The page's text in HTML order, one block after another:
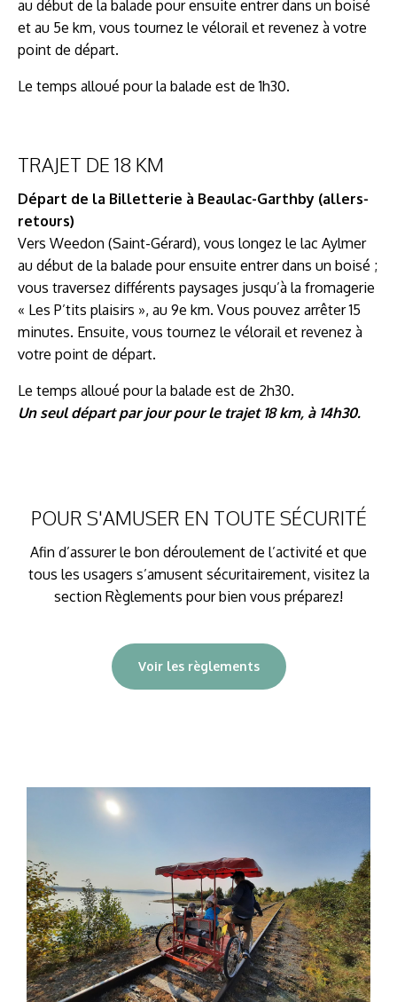
au début de la balade pour ensuite entrer dans un boisé
et au 5e km, vous tournez le vélorail et revenez à votre
point de départ.
Le temps alloué pour la balade est de 1h30.
TRAJET DE 18 KM
Départ de la Billetterie à Beaulac-Garthby (allers-
retours)
Vers Weedon (Saint-Gérard), vous longez le lac Aylmer
au début de la balade pour ensuite entrer dans un boisé ;
vous traversez différents paysages jusqu’à la fromagerie
« Les P’tits plaisirs », au 9e km. Vous pouvez arrêter 15
minutes. Ensuite, vous tournez le vélorail et revenez à
votre point de départ.
Le temps alloué pour la balade est de 2h30.
Un seul départ par jour pour le trajet 18 km, à 14h30.
POUR S'AMUSER EN TOUTE SÉCURITÉ
Afin d’assurer le bon déroulement de l’activité et que
tous les usagers s’amusent sécuritairement, visitez la
section Règlements pour bien vous préparez!
Voir les règlements